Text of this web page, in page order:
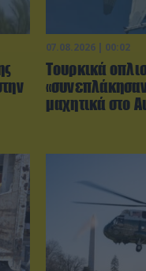
07.08.2026 | 00:02
Τουρκικά
μαχητικά στο